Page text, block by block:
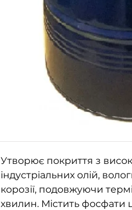
Утворює покриття з
індустріальних олій,
корозії, подовжуючи
хвилин. Містить фосфати